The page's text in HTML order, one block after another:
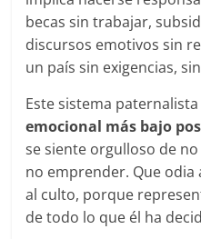
becas sin trabajar,
discursos emotivos sin
un país sin exigencias,
Este sistema
emocional más bajo
se siente orgulloso de
no emprender. Que odia
al culto, porque
de todo lo que él ha